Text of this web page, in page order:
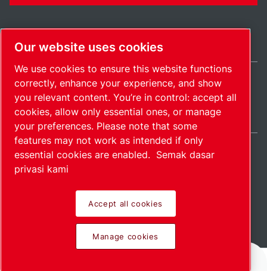
Peta LamanManage cookies© 2026 Hak Cipta.
Malaysia / MS
Produk perintis.
Diterapkan dengan
penuh semangat.
Our website uses cookies
We use cookies to ensure this website functions
correctly, enhance your experience, and show
you relevant content. You’re in control: accept all
cookies, allow only essential ones, or manage
your preferences. Please note that some
features may not work as intended if only
essential cookies are enabled. Semak dasar
privasi kami
Accept all cookies
Manage cookies